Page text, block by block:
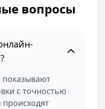
вопросы
показывают
с точностью